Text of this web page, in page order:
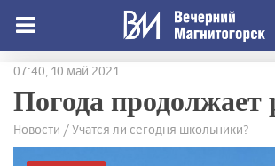
07:40, 10 май 2021
Погода продолжает
Новости / Учатся ли сегодня школьники?